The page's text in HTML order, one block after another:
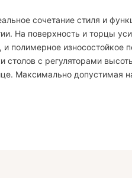
сочетание стиля и
На поверхность и торцы
износостойкое
с регуляторами
Максимально допустимая